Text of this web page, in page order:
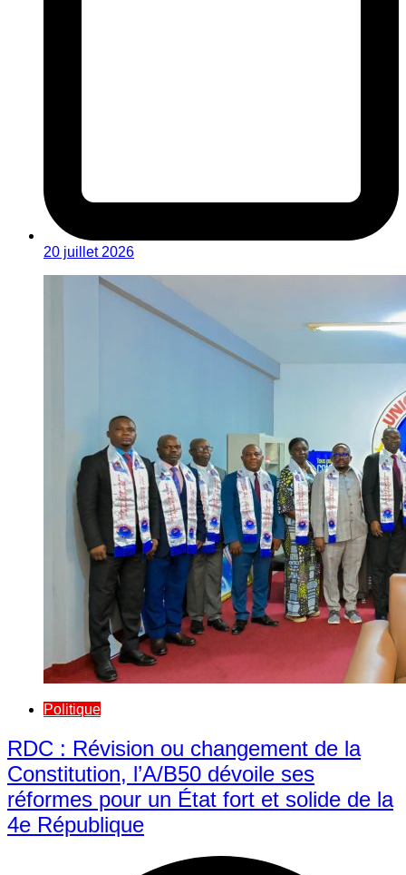
20 juillet 2026
Politique
RDC : Révision ou changement de la
Constitution, l’A/B50 dévoile ses
réformes pour un État fort et solide de la
4e République